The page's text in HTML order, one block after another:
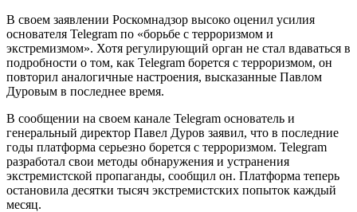
В своем заявлении Роскомнадзор высоко оценил усилия
основателя Telegram по «борьбе с терроризмом и
экстремизмом». Хотя регулирующий орган не стал вдаваться в
подробности о том, как Telegram борется с терроризмом, он
повторил аналогичные настроения, высказанные Павлом
Дуровым в последнее время.
В сообщении на своем канале Telegram основатель и
генеральный директор Павел Дуров заявил, что в последние
годы платформа серьезно борется с терроризмом. Telegram
разработал свои методы обнаружения и устранения
экстремистской пропаганды, сообщил он. Платформа теперь
остановила десятки тысяч экстремистских попыток каждый
месяц.